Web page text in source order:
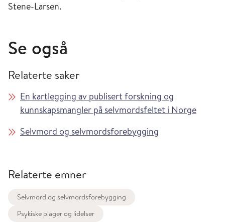
Stene-Larsen.
Se også
Relaterte saker
En kartlegging av publisert forskning og
kunnskapsmangler på selvmordsfeltet i Norge
Selvmord og selvmordsforebygging
Relaterte emner
Selvmord og selvmordsforebygging
Psykiske plager og lidelser